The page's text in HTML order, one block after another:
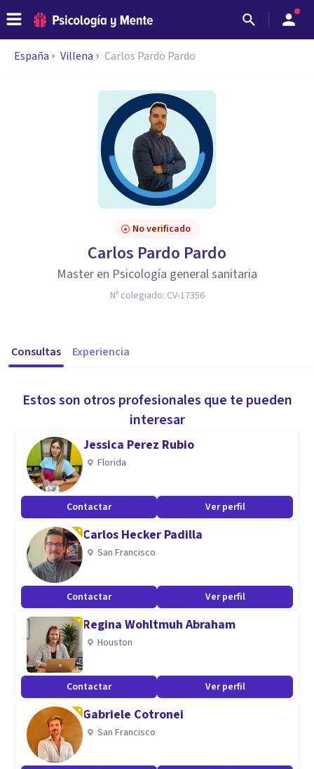
España Villena Carlos Pardo Pardo
No verificado
Carlos Pardo Pardo
Master en Psicología general sanitaria
Nº colegiado: CV-17356
Consultas Experiencia
Estos son otros profesionales que te pueden
interesar
Jessica Perez Rubio
Florida
Contactar Ver perfil
Carlos Hecker Padilla
San Francisco
Contactar Ver perfil
Regina Wohltmuh Abraham
Houston
Contactar Ver perfil
Gabriele Cotronei
San Francisco